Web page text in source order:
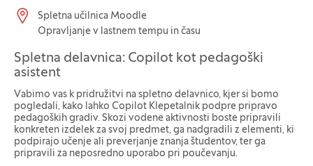
Lokacija dogodka:
Spletna učilnica Moodle
Opravljanje v lastnem tempu in času
Spletna delavnica: Copilot kot pedagoški
asistent
Vabimo vas k pridružitvi na spletno delavnico, kjer si bomo
pogledali, kako lahko Copilot Klepetalnik podpre pripravo
pedagoških gradiv. Skozi vodene aktivnosti boste pripravili
konkreten izdelek za svoj predmet, ga nadgradili z elementi, ki
podpirajo učenje ali preverjanje znanja študentov, ter ga
pripravili za neposredno uporabo pri poučevanju.